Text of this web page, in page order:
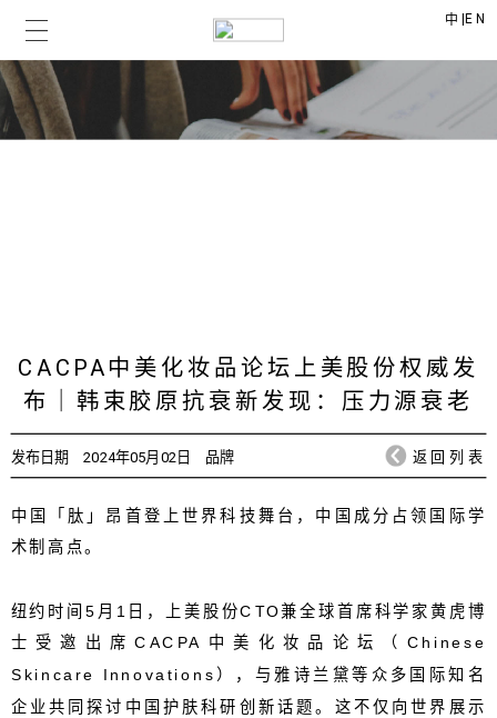
中 |EN
CACPA中美化妆品论坛上美股份权威发
布｜韩束胶原抗衰新发现：压力源衰老
发布日期 2024年05月02日 品牌 返回列表
中 国「肽」昂首登上世界科技舞台， 中国成分占领国际学
术制高点。
纽约时间 5 月 1 日，上美股份CTO兼全球首席科学家黄虎博
士受邀 出席CACPA 中美化妆品论坛（ Chinese
Skincare Innovations ），与雅诗兰黛等 众多 国际知名
企业共同探讨中国护肤科研创新话题。 这不仅向世界展示